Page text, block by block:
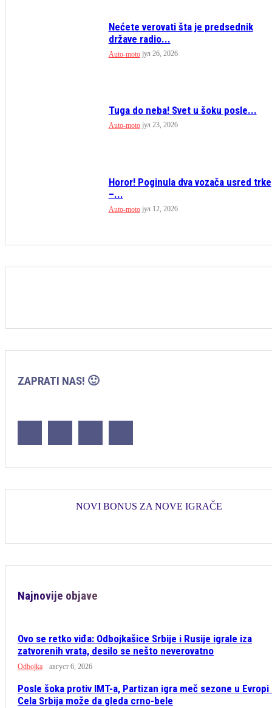
Nećete verovati šta je predsednik
države radio...
Auto-moto јул 26, 2026
Tuga do neba! Svet u šoku posle...
Auto-moto јул 23, 2026
Horor! Poginula dva vozača usred trke
–...
Auto-moto јул 12, 2026
ZAPRATI NAS! 🙂
NOVI BONUS ZA NOVE IGRAČE
Najnovije objave
Ovo se retko viđa: Odbojkašice Srbije i Rusije igrale iza
zatvorenih vrata, desilo se nešto neverovatno
Odbojka август 6, 2026
Posle šoka protiv IMT-a, Partizan igra meč sezone u Evropi
Cela Srbija može da gleda crno-bele